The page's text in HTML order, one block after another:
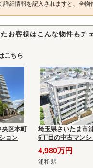
詳細情報を記入されますと、全物
お客様はこんな物件もチ
こちら
央区本町
ョン
埼玉県さいたま市
6丁目の中古マンシ
4,980万円
浦和 駅